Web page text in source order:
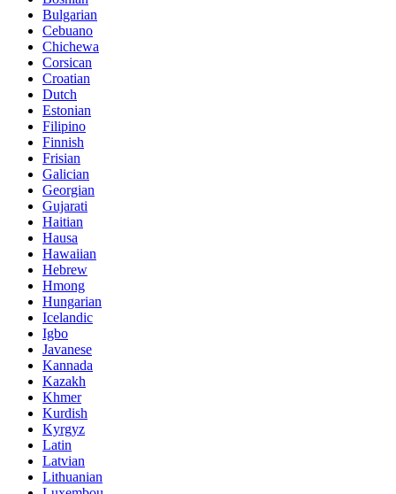
Bulgarian
Cebuano
Chichewa
Corsican
Croatian
Dutch
Estonian
Filipino
Finnish
Frisian
Galician
Georgian
Gujarati
Haitian
Hausa
Hawaiian
Hebrew
Hmong
Hungarian
Icelandic
Igbo
Javanese
Kannada
Kazakh
Khmer
Kurdish
Kyrgyz
Latin
Latvian
Lithuanian